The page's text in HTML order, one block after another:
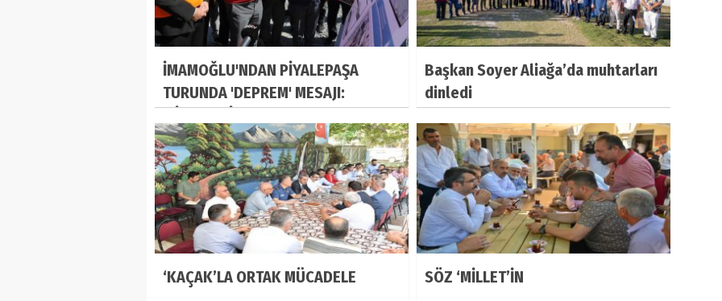
İMAMOĞLU'NDAN PİYALEPAŞA
TURUNDA 'DEPREM' MESAJI:
KONUŞSUN'
Başkan Soyer Aliağa’da muhtarları
dinledi
‘KAÇAK’LA ORTAK MÜCADELE SÖZ ‘MİLLET’İN